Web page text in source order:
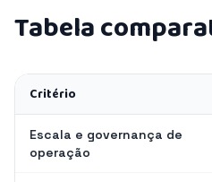
Tabela
Critério
Escala e governança de
operação